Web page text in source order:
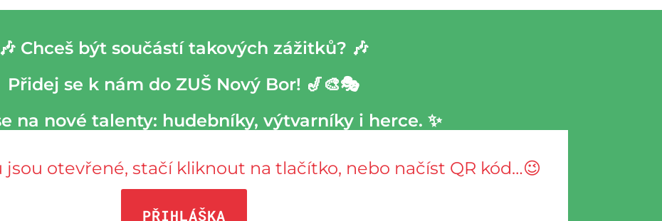
🎶 Chceš být součástí takových zážitků? 🎶
Přidej se k nám do ZUŠ Nový Bor! 🎷🎨🎭
na nové talenty: hudebníky, výtvarníky i herce. ✨
jsou otevřené, stačí kliknout na tlačítko, nebo načíst QR kód…😉
PŘIHLÁŠKA